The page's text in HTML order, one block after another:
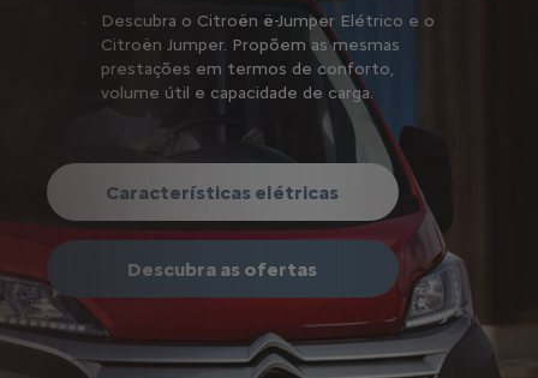
Descubra o Citroën ë-Jumper Elétrico e o
Citroën Jumper. Propõem as mesmas
prestações em termos de conforto,
volume útil e capacidade de carga.
Características elétricas
Descubra as ofertas